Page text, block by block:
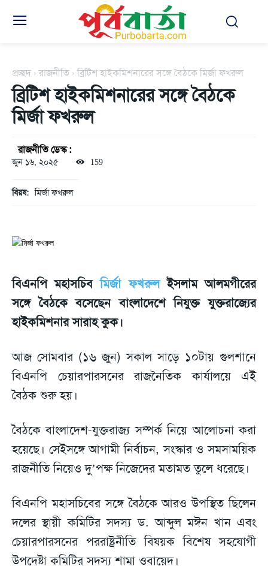
প্রচ্ছদ রাজনীতি ব্রিটিশ হাইকমিশনারের সঙ্গে বৈঠকে মির্জা ফখরুল
ব্রিটিশ হাইকমিশনারের সঙ্গে বৈঠকে
মির্জা ফখরুল
রাজনীতি ডেস্ক :
জুন ১৬, ২০২৫ 159
বিয়ষ: মির্জা ফখরুল
বিএনপি মহাসচিবমির্জা ফখরুলইসলাম আলমগীরের
সঙ্গে বৈঠকে বসেছেন বাংলাদেশে নিযুক্ত যুক্তরাজ্যের
হাইকমিশনার সারাহ কুক।
আজ সোমবার (১৬ জুন) সকাল সাড়ে ১০টায় গুলশানে
বিএনপি চেয়ারপারসনের রাজনৈতিক কার্যালয়ে এই
বৈঠক শুরু হয়।
বৈঠকে বাংলাদেশ-যুক্তরাজ্য সম্পর্ক নিয়ে আলোচনা করা
হয়েছে। সেইসঙ্গে আগামী নির্বাচন, সংস্কার ও সমসাময়িক
রাজনীতি নিয়েও দু’পক্ষ নিজেদের মতামত তুলে ধরেছে।
বিএনপি মহাসচিবের সঙ্গে বৈঠকে আরও উপস্থিত ছিলেন
দলের স্থায়ী কমিটির সদস্য ড. আব্দুল মঈন খান এবং
চেয়ারপারসনের পররাষ্ট্রনীতি বিষয়ক বিশেষ সহযোগী
উপদেষ্টা কমিটির সদস্য শামা ওবায়েদ।